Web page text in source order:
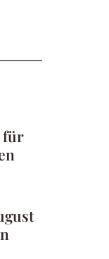
für